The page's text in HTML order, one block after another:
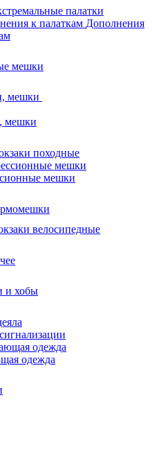
палатки
Дополнения
мешки
мешки
мешки
походные
мешки
велосипедные
и хобы
одежда